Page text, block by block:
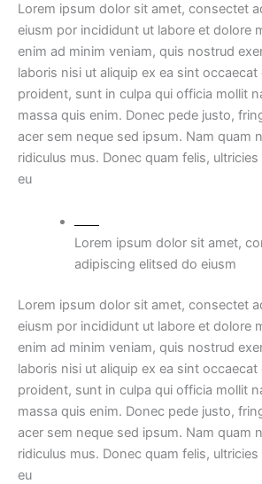
Lorem ipsum dolor sit amet, consectet
eiusm por incididunt ut labore et dolore
enim ad minim veniam, quis nostrud
laboris nisi ut aliquip ex ea sint
proident, sunt in culpa qui officia mollit
massa quis enim. Donec pede justo,
acer sem neque sed ipsum. Nam quam
ridiculus mus. Donec quam felis,
eu
Lorem ipsum dolor sit amet,
adipiscing elitsed do eiusm
Lorem ipsum dolor sit amet, consectet
eiusm por incididunt ut labore et dolore
enim ad minim veniam, quis nostrud
laboris nisi ut aliquip ex ea sint
proident, sunt in culpa qui officia mollit
massa quis enim. Donec pede justo,
acer sem neque sed ipsum. Nam quam
ridiculus mus. Donec quam felis,
eu